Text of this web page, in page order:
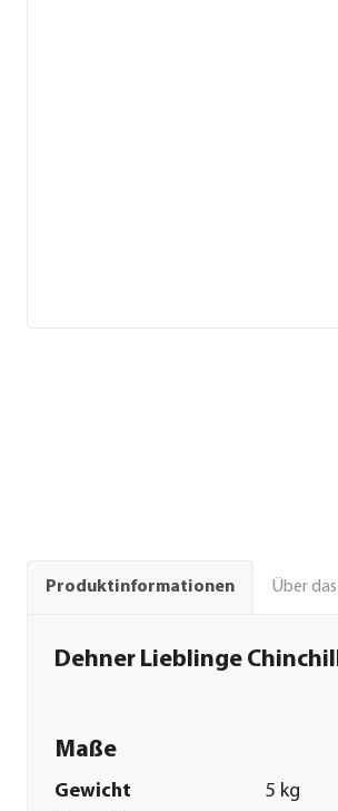
Produktinformationen Über
Dehner Lieblinge
Maße
Gewicht 5 kg